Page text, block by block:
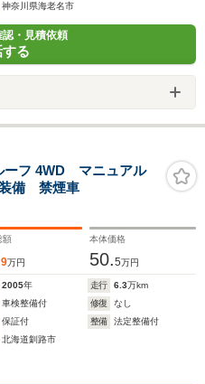
神奈川県海老名市
・見積依頼
る
ーフ 4WD マニュアル
備 禁煙車
額
9万円
本体価格
50.5万円
2005年 走行 6.3万km
車検整備付 修復
なし
保証付 整備
法定整備付
北海道釧路市